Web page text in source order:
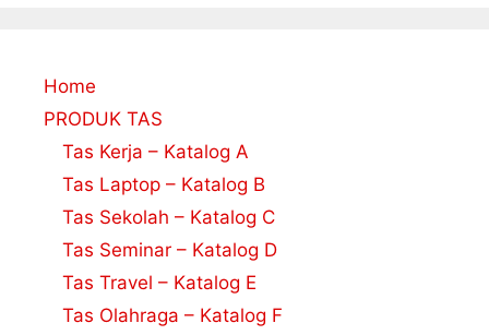
Home
PRODUK TAS
Tas Kerja – Katalog A
Tas Laptop – Katalog B
Tas Sekolah – Katalog C
Tas Seminar – Katalog D
Tas Travel – Katalog E
Tas Olahraga – Katalog F